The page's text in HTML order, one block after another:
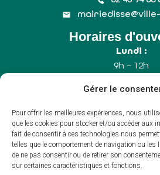
Gérer le
Pour offrir les meilleures expériences, nous
que les cookies pour stocker et/ou accéder aux
fait de consentir à ces technologies nous
telles que le comportement de navigation ou les
de ne pas consentir ou de retirer son
sur certaines caractéristiques et fonctions.
Horaires
Lundi :
9h – 12h
9h – 12h
Samedi :
9h – 12h (Uniquement le 1er
Accessibilité